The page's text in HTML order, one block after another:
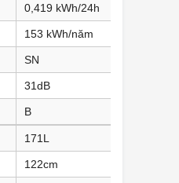
0,419 kWh/24h
153 kWh/năm
SN
31dB
B
171L
122cm